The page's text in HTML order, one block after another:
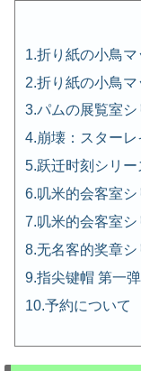
折り紙の小鳥
折り紙の小鳥
パムの展覧室シ
崩壊：スター
跃迁时刻シリー
叽米的会客室シ
叽米的会客室シ
无名客的奖章シ
指尖键帽 第一弹
予約について